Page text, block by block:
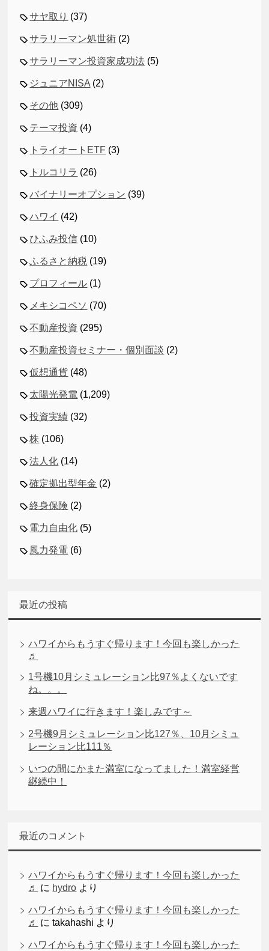
サヤ取り (37)
サラリーマン処世術 (2)
サラリーマン投資家成功法 (5)
ジュニアNISA (2)
その他 (309)
テーマ投資 (4)
トライオートETF (3)
トルコリラ (26)
バイナリーオプション (39)
ハワイ (42)
ひふみ投信 (10)
ふるさと納税 (19)
プロフィール (1)
メキシコペソ (70)
不動産投資 (295)
不動産投資セミナー・個別面談 (2)
仮想通貨 (48)
太陽光発電 (1,209)
投資実績 (32)
株 (106)
法人化 (14)
確定拠出型年金 (2)
終身保険 (2)
電力自由化 (5)
風力発電 (6)
最近の投稿
ハワイからもうすぐ帰ります！今回も楽しかった
♬
1号機10月シミュレーション比97％よくないです
ね。。。
来週ハワイに行きます！楽しみです～
2号機9月シミュレーション比127％、10月シミュ
レーション比111％
いつの間にかまた満室になってました！満室経営
継続中！
最近のコメント
ハワイからもうすぐ帰ります！今回も楽しかった
♬
に hydro より
ハワイからもうすぐ帰ります！今回も楽しかった
♬
にtakahashi より
ハワイからもうすぐ帰ります！今回も楽しかった